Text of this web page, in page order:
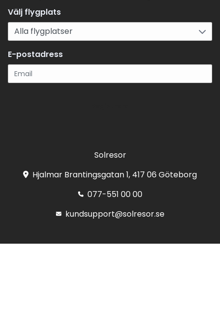
Välj flygplats
E-postadress
Solresor
Hjalmar Brantingsgatan 1, 417 06 Göteborg
077-551 00 00
kundsupport@solresor.se